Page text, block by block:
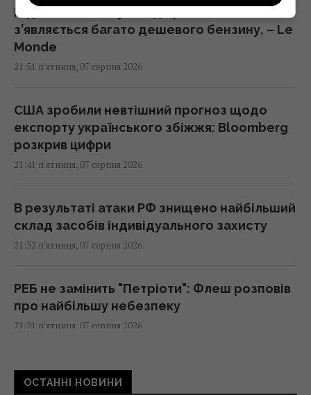
Під час візитів Путіна до регіонів на АЗС
з’являється багато дешевого бензину, – Le
Monde
21:51 п'ятниця, 07 серпня 2026
США зробили невтішний прогноз щодо
експорту українського збіжжя: Bloomberg
розкрив цифри
21:41 п'ятниця, 07 серпня 2026
В результаті атаки РФ знищено найбільший
склад засобів індивідуального захисту
21:32 п'ятниця, 07 серпня 2026
РЕБ не замінить "Петріоти": Флеш розповів
про найбільшу небезпеку
21:21 п'ятниця, 07 серпня 2026
Що станеться з комп’ютером, якщо
тривалий час не оновлювати Windows
ОСТАННІ НОВИНИ